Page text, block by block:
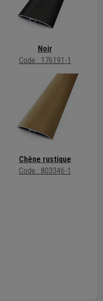
Noir
Code : 176191-1
Chêne rustique
Code : 803346-1